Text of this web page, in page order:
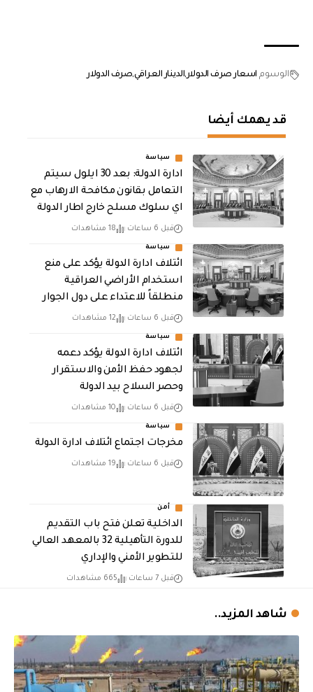
الوسوم اسعار صرف الدولار الدينار العراقيصرف الدولار
قد يهمك أيضا
سياسة
ادارة الدولة: بعد 30 ايلول سيتم
التعامل بقانون مكافحة الارهاب مع
اي سلوك مسلح خارج اطار الدولة
قبل 6 ساعات 18 مشاهدات
سياسة
ائتلاف ادارة الدولة يؤكد على منع
استخدام الأراضي العراقية
منطلقاً للاعتداء على دول الجوار
قبل 6 ساعات 12 مشاهدات
سياسة
ائتلاف ادارة الدولة يؤكد دعمه
لجهود حفظ الأمن والاستقرار
وحصر السلاح بيد الدولة
قبل 6 ساعات 10 مشاهدات
سياسة
مخرجات اجتماع ائتلاف ادارة الدولة
قبل 6 ساعات 19 مشاهدات
أمن
الداخلية تعلن فتح باب التقديم
للدورة التأهيلية 32 بالمعهد العالي
للتطوير الأمني والإداري
قبل 7 ساعات 665 مشاهدات
شاهد المزيد..